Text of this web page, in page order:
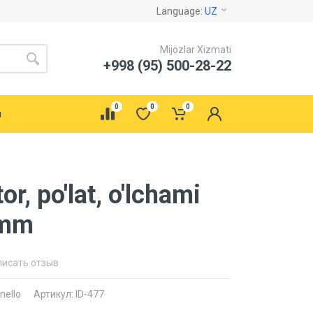
Language: UZ
Mijozlar Xizmati
+998 (95) 500-28-22
0 0 0
po'lat, o'lchami
отзыв
Артикул: ID-477